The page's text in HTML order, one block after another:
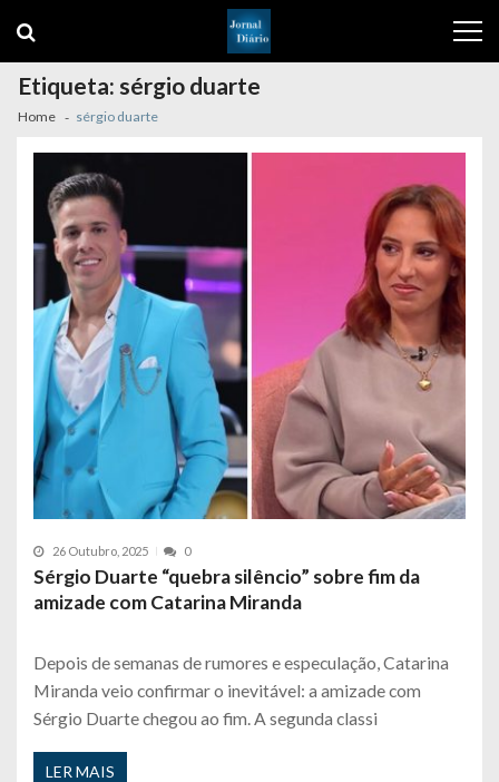
navigation
content
Etiqueta:sérgio duarte
Home sérgio duarte
26 Outubro, 2025 0
Sérgio Duarte “quebra silêncio” sobre fim da
amizade com Catarina Miranda
Depois de semanas de rumores e especulação, Catarina
Miranda veio confirmar o inevitável: a amizade com
Sérgio Duarte chegou ao fim. A segunda classi
LER MAIS